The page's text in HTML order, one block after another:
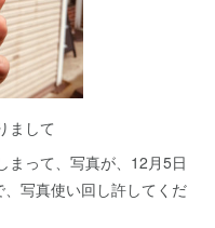
まして
まって、写真が、12月5日
写真使い回し許してくだ